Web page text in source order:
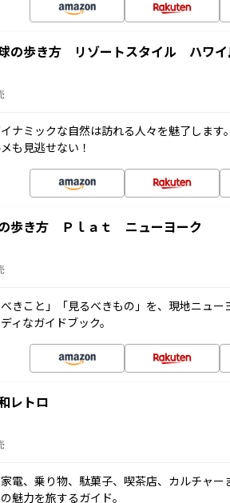
の歩き方 リゾートスタイル ハワ
ナミックな自然は訪れる人々を魅了しま
も見逃せない！
歩き方 Ｐｌａｔ ニューヨーク
べきこと」「見るべきもの」を、現地ニュ
なガイドブック。
レトロ
電、乗り物、駄菓子、喫茶店、カルチャー
魅力を旅するガイド。